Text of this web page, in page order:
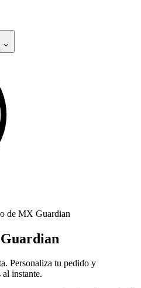
de MX Guardian
Personaliza tu pedido y
al instante.